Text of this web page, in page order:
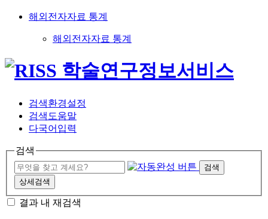
해외전자자료 통계
해외전자자료 통계
검색환경설정
검색도움말
다국어입력
검색
검색
상세검색
결과 내 재검색